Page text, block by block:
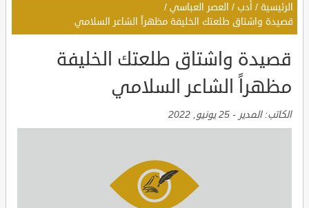
الرئيسية / أدب / العصر العباسي /
قصيدة واشتاق طلعتك الخليفة مظهراً الشاعر السلامي
قصيدة واشتاق طلعتك الخليفة
مظهراً الشاعر السلامي
الكاتب:المدير - 25 يونيو, 2022